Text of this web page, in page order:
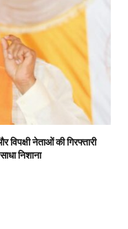
नेताओं की गिरफ्तारी
निशाना